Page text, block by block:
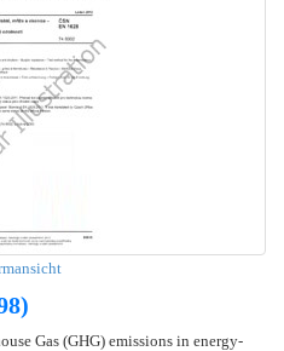
Gas (GHG) emissions in energy-